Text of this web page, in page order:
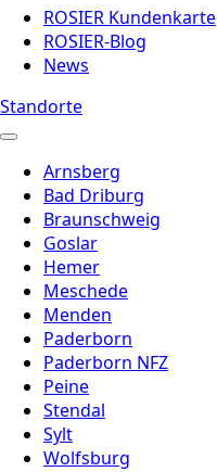
ROSIER Kundenkarte
ROSIER-Blog
News
Standorte
Arnsberg
Bad Driburg
Braunschweig
Goslar
Hemer
Meschede
Menden
Paderborn
Paderborn NFZ
Peine
Stendal
Sylt
Wolfsburg